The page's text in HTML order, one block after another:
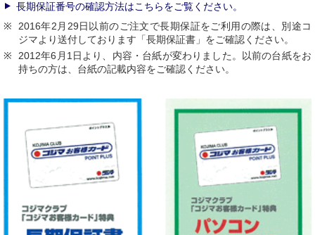
長期保証番号の確認方法はこちらをご覧ください。
2016年2月29日以前のご注文で長期保証をご利用の際は、別途コ
ジマより送付しております「長期保証書」をご確認ください。
2012年6月1日より、内容・台紙が変わりました。以前の台紙をお
持ちの方は、台紙の記載内容をご確認ください。